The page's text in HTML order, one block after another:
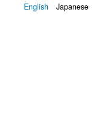
English Japanese